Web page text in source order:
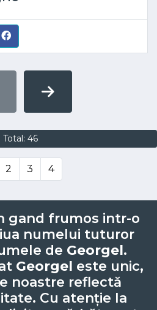
Total: 46
2 3 4
gand frumos intr-o
numelui tuturor
de Georgel.
Georgel este unic,
noastre reflectă
Cu atenție la